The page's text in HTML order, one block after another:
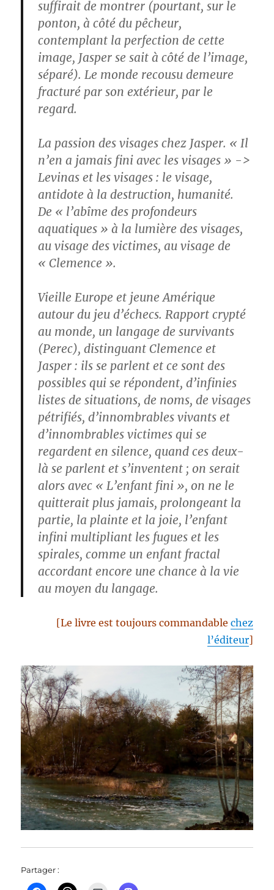
suffirait de montrer (pourtant, sur le
ponton, à côté du pêcheur,
contemplant la perfection de cette
image, Jasper se sait à côté de l’image,
séparé). Le monde recousu demeure
fracturé par son extérieur, par le
regard.
La passion des visages chez Jasper. « Il
n’en a jamais fini avec les visages » ->
Levinas et les visages : le visage,
antidote à la destruction, humanité.
De « l’abîme des profondeurs
aquatiques » à la lumière des visages,
au visage des victimes, au visage de
« Clemence ».
Vieille Europe et jeune Amérique
autour du jeu d’échecs. Rapport crypté
au monde, un langage de survivants
(Perec), distinguant Clemence et
Jasper : ils se parlent et ce sont des
possibles qui se répondent, d’infinies
listes de situations, de noms, de visages
pétrifiés, d’innombrables vivants et
d’innombrables victimes qui se
regardent en silence, quand ces deux-
là se parlent et s’inventent ; on serait
alors avec « L’enfant fini », on ne le
quitterait plus jamais, prolongeant la
partie, la plainte et la joie, l’enfant
infini multipliant les fugues et les
spirales, comme un enfant fractal
accordant encore une chance à la vie
au moyen du langage.
[Le livre est toujours commandable chez
l’éditeur]
Partager :